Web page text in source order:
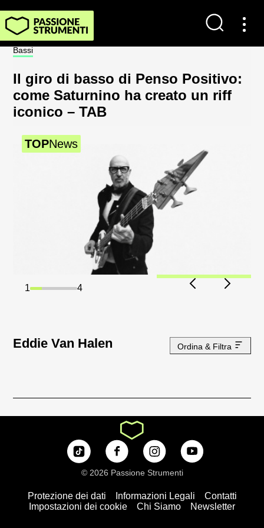
Contatti
Impostazioni dei cookie
Chi Siamo
Newsletter
Bassi
Il giro di basso di Penso Positivo:
come Saturnino ha creato un riff
iconico – TAB
TOPNews
1 4
Eddie Van Halen Ordina & Filtra
Protezione dei dati Informazioni Legali
Contatti
Impostazioni dei cookie
Chi Siamo Newsletter
© 2026 Passione Strumenti